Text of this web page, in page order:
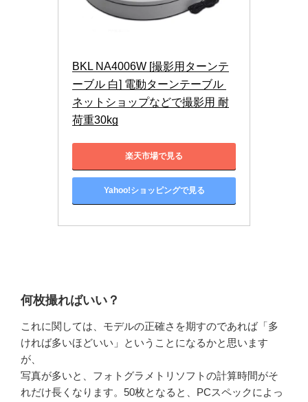
BKL NA4006W [撮影用ターンテ
ーブル 白] 電動ターンテーブル
ネットショップなどで撮影用 耐
荷重30kg
楽天市場で見る
Yahoo!ショッピングで見る
何枚撮ればいい？
これに関しては、モデルの正確さを期すのであれば「多
ければ多いほどいい」ということになるかと思います
が、
写真が多いと、フォトグラメトリソフトの計算時間がそ
れだけ長くなります。50枚となると、PCスペックによっ